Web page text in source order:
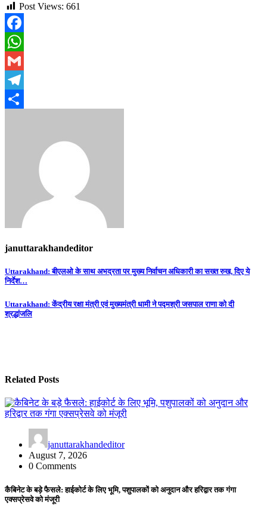
Post Views: 661
Facebook
WhatsApp
Gmail
Telegram
januttarakhandeditor
Post
Uttarakhand: बीएलओ के साथ अभद्रता पर मुख्य निर्वाचन अधिकारी का सख्त रुख, दिए ये
निर्देश…
Uttarakhand: केंद्रीय रक्षा मंत्री एवं मुख्यमंत्री धामी ने पद्मश्री जसपाल राणा को दी
श्रद्धांजलि
Related Posts
januttarakhandeditor
August 7, 2026
0 Comments
कैबिनेट के बड़े फैसले: हाईकोर्ट के लिए भूमि, पशुपालकों को अनुदान और हरिद्वार तक गंगा
एक्सप्रेसवे को मंजूरी